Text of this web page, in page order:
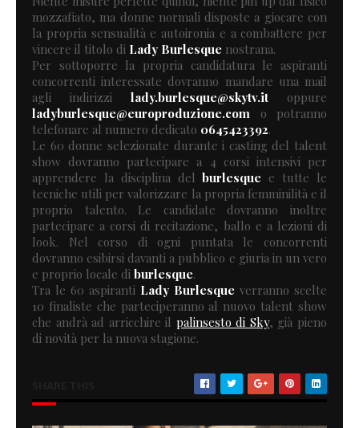
mozzafiato, ma donne normali disposte a giocare con
la propria sensualità e autoironia e a combattere per
vincere il titolo di Lady Burlesque nostrana.
Per sottoporre la propria candidatura le aspiranti
concorrenti interessate dovranno mandare una mail
agli indirizzi lady.burlesque@skytv.it oppure
ladyburlesque@europroduzione.com o potranno
telefonare al numero dedicato 0645423392.
Le 60 donne selezionate durante i casting del talent
show dovranno partecipare a 4 corsi intensivi per
apprendere la disciplina delburlesque e tutte le
tecniche utili per valorizzare la propria femminilità e il
proprio talento. Le candidate dovranno inoltre
partecipare a corsi di recitazione, ballo e a lezioni di
look. Nel corso di ogni puntata le concorrenti
dovranno esibirsi davanti a pubblico e giuria in un vero
e proprio locale di burlesque.
Tra le 60 aspiranti Lady Burlesque verranno scelte
10 finaliste che parteciperanno al nuovo talent show
che andrà ad arricchire il palinsesto di Sky, già pieno
di novità per la nuova stagione.